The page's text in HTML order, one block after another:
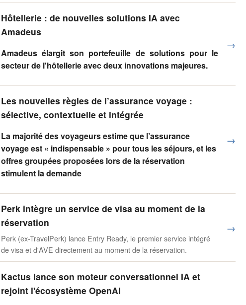
Hôtellerie : de nouvelles solutions IA avec
Amadeus
Amadeus élargit son portefeuille de solutions pour le
secteur de l'hôtellerie avec deux innovations majeures.
→
Les nouvelles règles de l’assurance voyage :
sélective, contextuelle et intégrée
La majorité des voyageurs estime que l’assurance
voyage est « indispensable » pour tous les séjours, et les
offres groupées proposées lors de la réservation
stimulent la demande
→
Perk intègre un service de visa au moment de la
réservation
Perk (ex-TravelPerk) lance Entry Ready, le premier service intégré
de visa et d'AVE directement au moment de la réservation.
→
Kactus lance son moteur conversationnel IA et
rejoint l'écosystème OpenAI